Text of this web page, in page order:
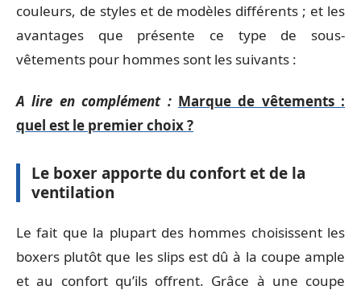
couleurs, de styles et de modèles différents ; et les
avantages que présente ce type de sous-
vêtements pour hommes sont les suivants :
A lire en complément : Marque de vêtements :
quel est le premier choix ?
Le boxer apporte du confort et de la
ventilation
Le fait que la plupart des hommes choisissent les
boxers plutôt que les slips est dû à la coupe ample
et au confort qu’ils offrent. Grâce à une coupe